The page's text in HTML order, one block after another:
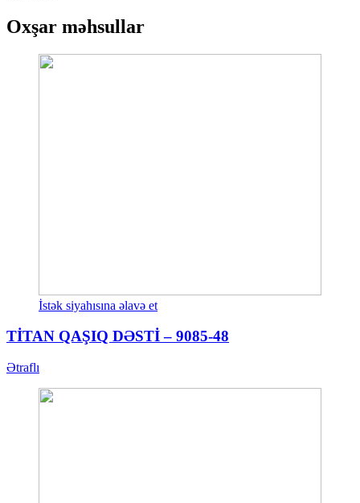
Oxşar məhsullar
İstək siyahısına əlavə et
TİTAN QAŞIQ DƏSTİ – 9085-48
Ətraflı